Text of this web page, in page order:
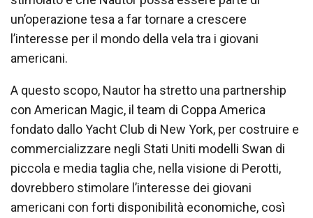
un’operazione tesa a far tornare a crescere
l’interesse per il mondo della vela tra i giovani
americani.
A questo scopo, Nautor ha stretto una partnership
con American Magic, il team di Coppa America
fondato dallo Yacht Club di New York, per costruire e
commercializzare negli Stati Uniti modelli Swan di
piccola e media taglia che, nella visione di Perotti,
dovrebbero stimolare l’interesse dei giovani
americani con forti disponibilità economiche, così